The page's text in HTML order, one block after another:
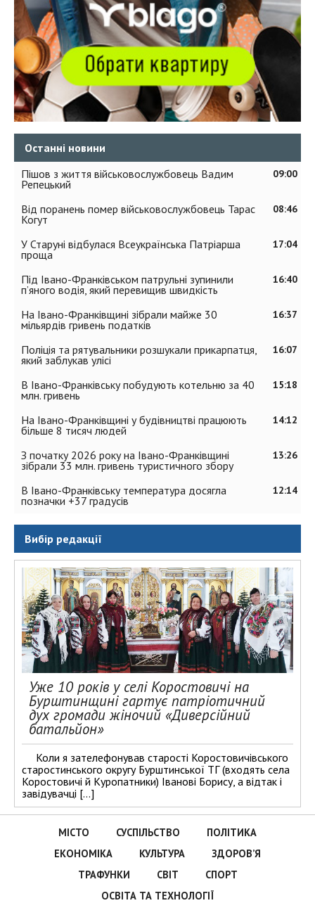
Останні новини
09:00
Пішов з життя військовослужбовець Вадим
Репецький
08:46
Від поранень помер військовослужбовець Тарас
Когут
17:04
У Старуні відбулася Всеукраїнська Патріарша
проща
16:40
Під Івано-Франківськом патрульні зупинили
п’яного водія, який перевищив швидкість
16:37
На Івано-Франківщині зібрали майже 30
мільярдів гривень податків
16:07
Поліція та рятувальники розшукали прикарпатця,
який заблукав улісі
15:18
В Івано-Франківську побудують котельню за 40
млн. гривень
14:12
На Івано-Франківщині у будівництві працюють
більше 8 тисяч людей
13:26
З початку 2026 року на Івано-Франківщині
зібрали 33 млн. гривень туристичного збору
12:14
В Івано-Франківську температура досягла
позначки +37 градусів
Вибір редакції
Уже 10 років у селі Коростовичі на
Бурштинщині гартує патріотичний
дух громади жіночий «Диверсійний
батальйон»
Коли я зателефонував старості Коростовичівського
старостинського округу Бурштинської ТГ (входять села
Коростовичі й Куропатники) Іванові Борису, а відтак і
завідувачці […]
МІСТО СУСПІЛЬСТВО
ПОЛІТИКА
ЕКОНОМІКА
КУЛЬТУРА
ЗДОРОВ’Я
ТРАФУНКИ
СВІТ
СПОРТ
ОСВІТА ТА ТЕХНОЛОГІЇ